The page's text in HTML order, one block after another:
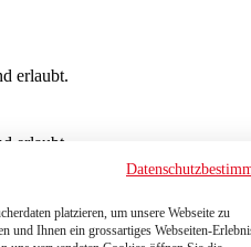
erlaubt.
erlaubt.
erlaubt.platzieren, um unsere Webseite zu
und Ihnen ein grossartiges Webseiten-